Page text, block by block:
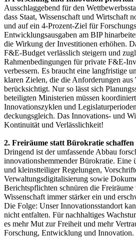
Ausschlaggebend für den
dass Staat, Wissenschaft und Wirtschaft
und auf ein 4-Prozent-Ziel für
Entwicklungsausgaben am BIP
die Wirkung der Investitionen erhöhen.
F&E-Budget verlässlich steigern und
Rahmenbedingungen für private F&E-
verbessern. Es braucht eine langfristige
klaren Zielen, die die Anforderungen aus
berücksichtigt. Nur so lässt sich
beteiligten Ministerien müssen
Innovationszyklen und
deckungsgleich. Das Innovations- und
Kontinuität und Verlässlichkeit!
2. Freiräume statt Bürokratie schaffen
Dringend ist der umfassende Abbau
innovationshemmender Bürokratie. Eine
und kleinstteiliger Regelungen,
Verwaltungsdigitalisierung sowie
Berichtspflichten schnüren die
Wissenschaft immer stärker ein und
Die Folge: Unser Innovationsstandort
nicht entfalten. Für nachhaltiges
es mehr Mut zur Freiheit und mehr
Forschung, Entwicklung und Innovation.